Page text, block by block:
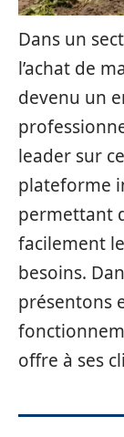
Dans un
l’achat de
devenu un
leader sur
plateforme
permettant
facilement
besoins.
présentons
offre à ses